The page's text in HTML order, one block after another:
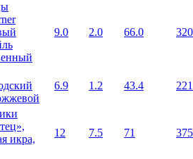
9.0 2.0 66.0 320
6.9 1.2 43.4 221
икра,
12 7.5 71 375